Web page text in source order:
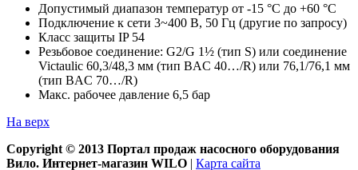
Допустимый диапазон температур от -15 °C до +60 °C
Подключение к сети 3~400 В, 50 Гц (другие по запросу)
Класс защиты IP 54
Резьбовое соединение: G2/G 1½ (тип S) или соединение
Victaulic 60,3/48,3 мм (тип BAC 40…/R) или 76,1/76,1 мм
(тип BAC 70…/R)
Макс. рабочее давление 6,5 бар
На верх
Copyright © 2013 Портал продаж насосного оборудования
Вило. Интернет-магазин WILO | Карта сайта